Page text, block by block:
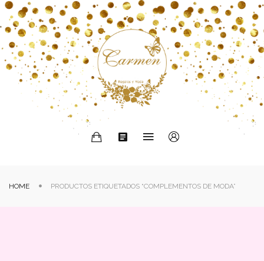
HOME PRODUCTOS ETIQUETADOS “COMPLEMENTOS DE MODA”